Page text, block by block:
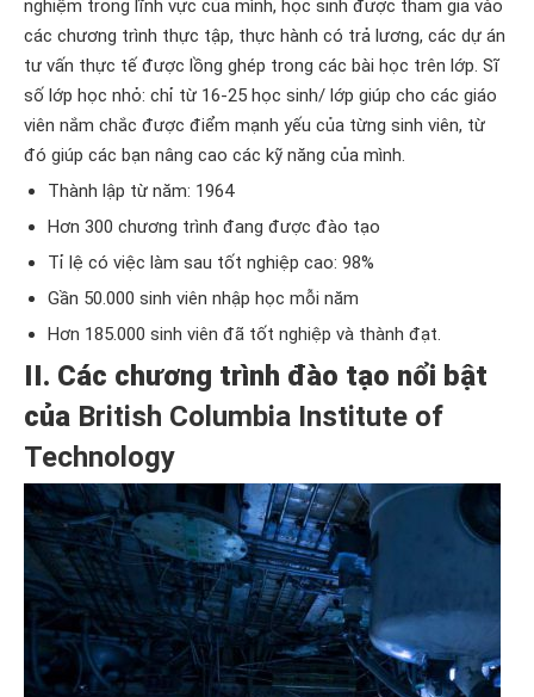
nghiệm trong lĩnh vực của mình, học sinh được tham gia vào
các chương trình thực tập, thực hành có trả lương, các dự án
tư vấn thực tế được lồng ghép trong các bài học trên lớp. Sĩ
số lớp học nhỏ: chỉ từ 16-25 học sinh/ lớp giúp cho các giáo
viên nắm chắc được điểm mạnh yếu của từng sinh viên, từ
đó giúp các bạn nâng cao các kỹ năng của mình.
Thành lập từ năm: 1964
Hơn 300 chương trình đang được đào tạo
Tỉ lệ có việc làm sau tốt nghiệp cao: 98%
Gần 50.000 sinh viên nhập học mỗi năm
Hơn 185.000 sinh viên đã tốt nghiệp và thành đạt.
II. Các chương trình đào tạo nổi bật
của British Columbia Institute of
Technology